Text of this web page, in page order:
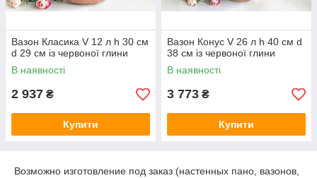
Вазон Класика V 12 л h 30 см
d 29 см із червоної глини
В наявності
2 937 ₴
Купити
Вазон Конус V 26 л h 40 см d
38 см із червоної глини
В наявності
3 773 ₴
Купити
Возможно изготовление под заказ (настенных пано, вазонов,